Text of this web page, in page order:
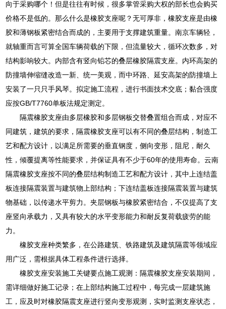
向于采购哪个！但是往往有时候，很多掌管采购大权的部长也会购买
价格不是低的。那么什么是橡胶支座呢？无可厚非，橡胶支座是由橡
胶和薄钢板紧密结合而成的，主要用于支撑建筑重量。南京车辆轻，
就轴重而言可算全国车辆荷载的下限，但流量较大，循环次数多，对
结构影响较大。内部含有竖向铅芯的叠层橡胶隔震支座。内环高架的
防撞墙伸缩缝改造一新、统一美观，而中环路、延安高架的防撞墙上
安装了一只只手风琴。拟定施工流程，进行书面技术交底；黏合强度
应按GB/T7760单板法规定测定。
隔震橡胶支座由多层橡胶和多层钢板交替叠置组合而成，对应不
同建筑，建筑的要求，隔震橡胶支座可以有不同的叠层结构，制造工
艺和配方设计，以满足所需要的垂直钢度，侧向变形，阻尼，耐久
性，倾覆提离等性能要求，并保证具有不少于60年的使用寿命。云南
隔震橡胶支座按不同的叠层结构制造工艺和配方设计，其中上连结盖
板连接隔震装置与建筑物上部结构；下连结盖板连接隔震装置与建筑
物基础，以传递水平剪力。夹层钢板与橡胶紧密结合，不仅提高了支
座竖向承载力，又具有较大的水平变形能力和耐反复荷载疲劳的能
力。
橡胶支座种类繁多，在公路建筑、铁路建筑及建筑隔震等领域应
用广泛，需根据具体工程条件进行选择。
橡胶支座安装施工关键要点施工观测：隔震橡胶支座安装期间，
需详细做好施工记录；在上部结构施工过程中，每完成一层建筑施
工，应及时对橡胶隔震支座进行竖向变形观测，实时监测支座状态，